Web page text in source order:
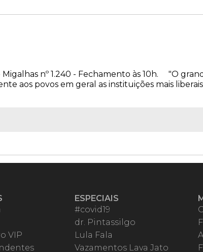
Migalhas nº 1.240 - Fechamento às 10h. "O
aos povos em geral as instituições mais
VIP
ESPECIAIS
#covid19
dr. Pintassilgo
Lula Fala
Vazamentos Lava Jato